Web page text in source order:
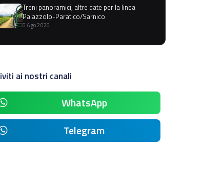
Treni panoramici, altre date per la linea
Palazzolo-Paratico/Sarnico
6 Ago 2026
ai nostri canali
WhatsApp
Telegram